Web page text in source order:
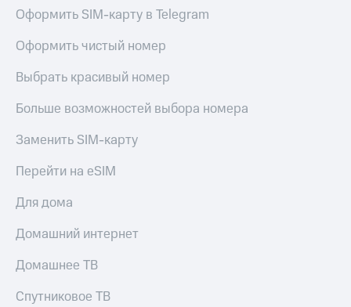
Оформить SIM-карту в Telegram
Оформить чистый номер
Выбрать красивый номер
Больше возможностей выбора номера
Заменить SIM-карту
Перейти на eSIM
Для дома
Домашний интернет
Домашнее ТВ
Спутниковое ТВ